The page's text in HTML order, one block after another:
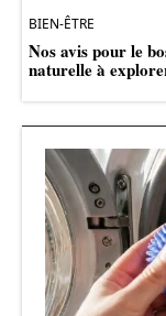
BIEN-ÊTRE
Nos avis pour le
naturelle à